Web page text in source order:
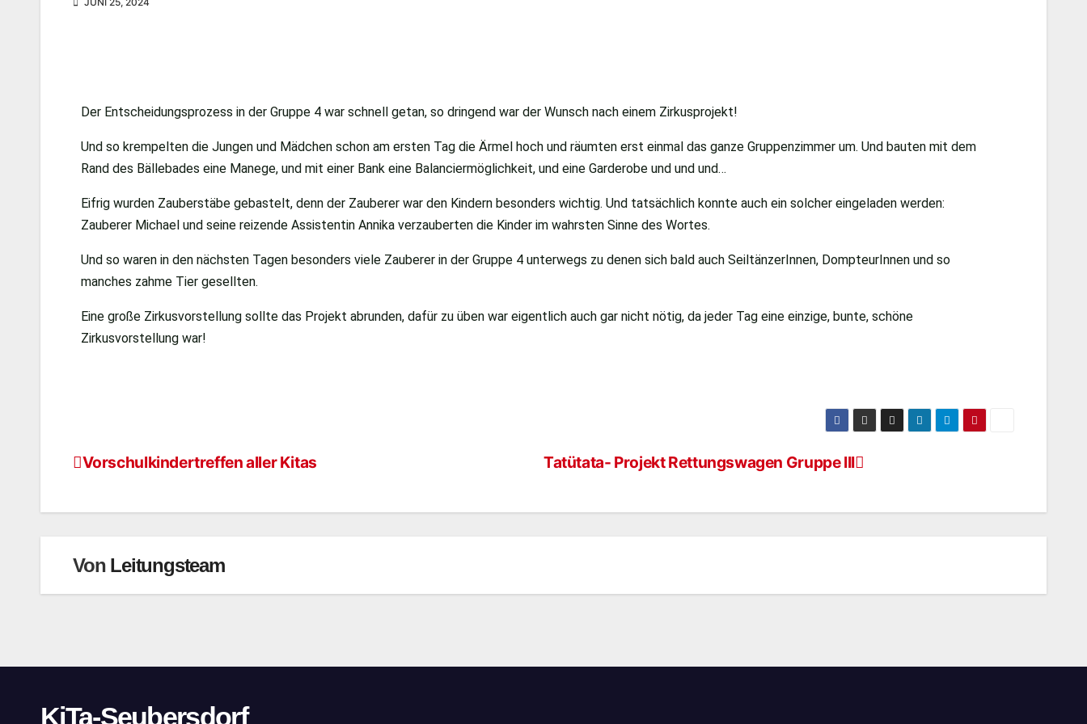
Der Entscheidungsprozess in der Gruppe 4 war schnell getan, so dringend war der Wunsch nach einem Zirkusprojekt!
Und so krempelten die Jungen und Mädchen schon am ersten Tag die Ärmel hoch und räumten erst einmal das ganze Gruppenzimmer um. Und bauten mit dem
Rand des Bällebades eine Manege, und mit einer Bank eine Balanciermöglichkeit, und eine Garderobe und und und…
Eifrig wurden Zauberstäbe gebastelt, denn der Zauberer war den Kindern besonders wichtig. Und tatsächlich konnte auch ein solcher eingeladen werden:
Zauberer Michael und seine reizende Assistentin Annika verzauberten die Kinder im wahrsten Sinne des Wortes.
Und so waren in den nächsten Tagen besonders viele Zauberer in der Gruppe 4 unterwegs zu denen sich bald auch SeiltänzerInnen, DompteurInnen und so
manches zahme Tier gesellten.
Eine große Zirkusvorstellung sollte das Projekt abrunden, dafür zu üben war eigentlich auch gar nicht nötig, da jeder Tag eine einzige, bunte, schöne
Zirkusvorstellung war!
Tatütata- Projekt Rettungswagen Gruppe III
Vorschulkindertreffen aller Kitas
Von Leitungsteam
KiTa-Seubersdorf